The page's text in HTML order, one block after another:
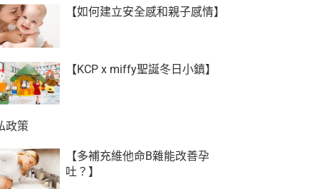
【如何建立安全感和親子感情】
【KCP x miffy聖誕冬日小鎮】
政策
【多補充維他命B雜能改善孕
吐？】